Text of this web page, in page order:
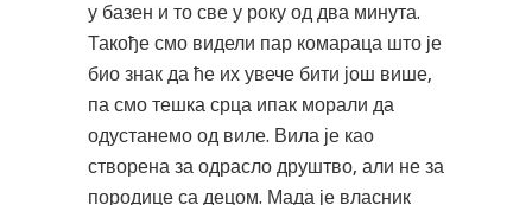
у базен и то све у року од два минута.
Такође смо видели пар комараца што је
био знак да ће их увече бити још више,
па смо тешка срца ипак морали да
одустанемо од виле. Вила је као
створена за одрасло друштво, али не за
породице са децом. Мада је власник